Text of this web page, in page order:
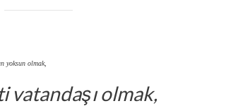
yoksun olmak,
vatandaşı olmak,